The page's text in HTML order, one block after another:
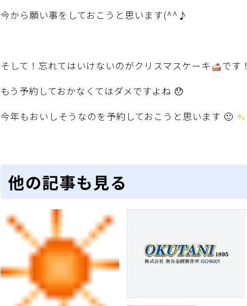
今から願い事をしておこうと思います(^^♪
そして！忘れてはいけないのがクリスマスケーキ
です！
もう予約しておかなくてはダメですよね 😯
今年もおいしそうなのを予約しておこうと思います 🙂
他の記事も見る